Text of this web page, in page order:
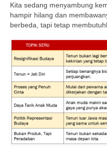
Kita sedang menyambung
hampir hilang dan
berbeda, tapi tetap